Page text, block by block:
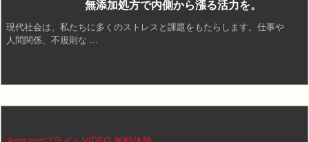
無添加処方で内側から漲る活力を。
現代社会は、私たちに多くのストレスと課題をもたらします。仕事や
人間関係、不規則な ...